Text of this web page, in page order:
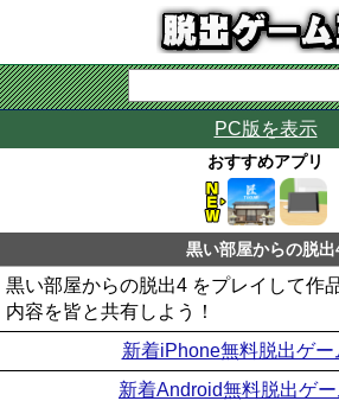
PC版を表示
おすすめアプリ
黒い部屋からの脱出
黒い部屋からの脱出4 をプレイして作
内容を皆と共有しよう！
新着iPhone無料脱出ゲー
新着Android無料脱出ゲー